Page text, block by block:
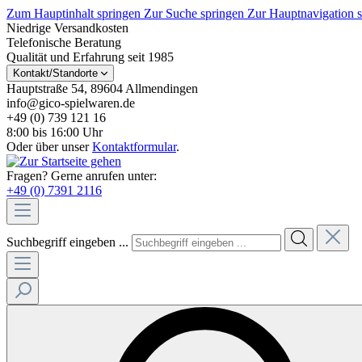
Zum Hauptinhalt springen Zur Suche springen Zur Hauptnavigation
Niedrige Versandkosten
Telefonische Beratung
Qualität und Erfahrung seit 1985
Kontakt/Standorte
Hauptstraße 54, 89604 Allmendingen
info@gico-spielwaren.de
+49 (0) 739 121 16
8:00 bis 16:00 Uhr
Oder über unserKontaktformular.
Fragen? Gerne anrufen unter:
+49 (0) 7391 2116
Suchbegriff eingeben ...